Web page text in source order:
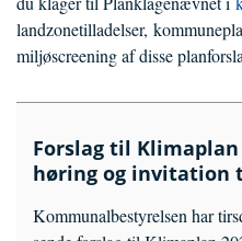
landzonetilladelser,
miljøscreening af disse
Forslag til Klimaplan
høring og invitation
Kommunalbestyrelsen har